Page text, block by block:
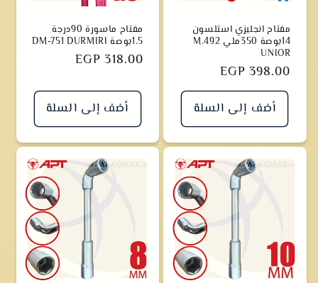
مفتاح انجليزي استلسون
14بوصة 350ملي M.492
UNIOR
سعر
EGP 398.00
أضف إلى السلة
مفتاح ماسورة 90درجة
1.5بوصة DM-751 DURMIRI
سعر
EGP 318.00
أضف إلى السلة